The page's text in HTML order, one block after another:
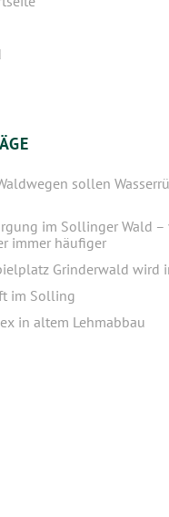
sollen
im Sollinger Wald –
immer häufiger
Grinderwald wird
im Solling
in altem Lehmabbau